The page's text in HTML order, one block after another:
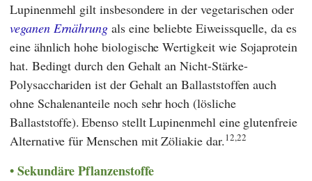
Lupinenmehl gilt insbesondere in der vegetarischen oder
veganen Ernährung als eine beliebte Eiweissquelle, da es
eine ähnlich hohe biologische Wertigkeit wie Sojaprotein
hat. Bedingt durch den Gehalt an Nicht-Stärke-
Polysacchariden ist der Gehalt an Ballaststoffen auch
ohne Schalenanteile noch sehr hoch (lösliche
Ballaststoffe). Ebenso stellt Lupinenmehl eine glutenfreie
Alternative für Menschen mit Zöliakie dar.12,22
Sekundäre Pflanzenstoffe